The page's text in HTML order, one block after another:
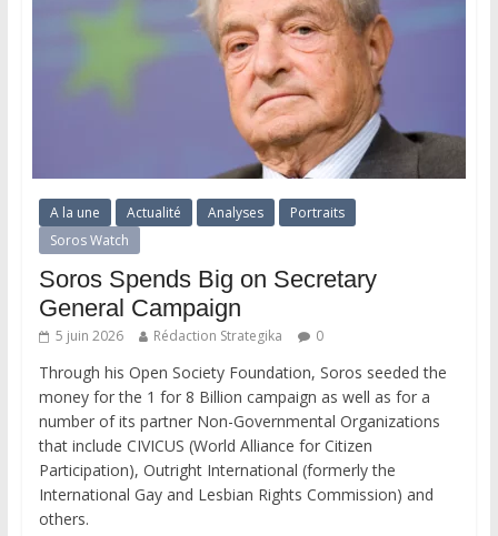
A la une Actualité Analyses
Portraits
Soros Watch
Soros Spends Big on Secretary
General Campaign
5 juin 2026 Rédaction Strategika 0
Through his Open Society Foundation, Soros seeded the
money for the 1 for 8 Billion campaign as well as for a
number of its partner Non-Governmental Organizations
that include CIVICUS (World Alliance for Citizen
Participation), Outright International (formerly the
International Gay and Lesbian Rights Commission) and
others.